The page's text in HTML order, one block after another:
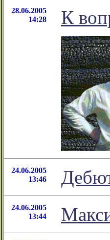
28.06.2005
14:28
К
24.06.2005
13:46
24.06.2005
13:44